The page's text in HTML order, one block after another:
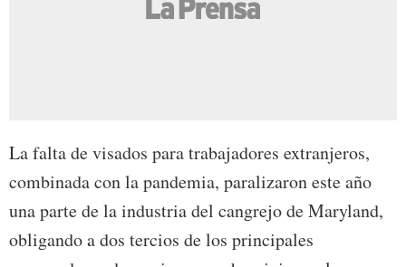
La falta de visados para trabajadores extranjeros,
combinada con la pandemia, paralizaron este año
una parte de la industria del cangrejo de Maryland,
obligando a dos tercios de los principales